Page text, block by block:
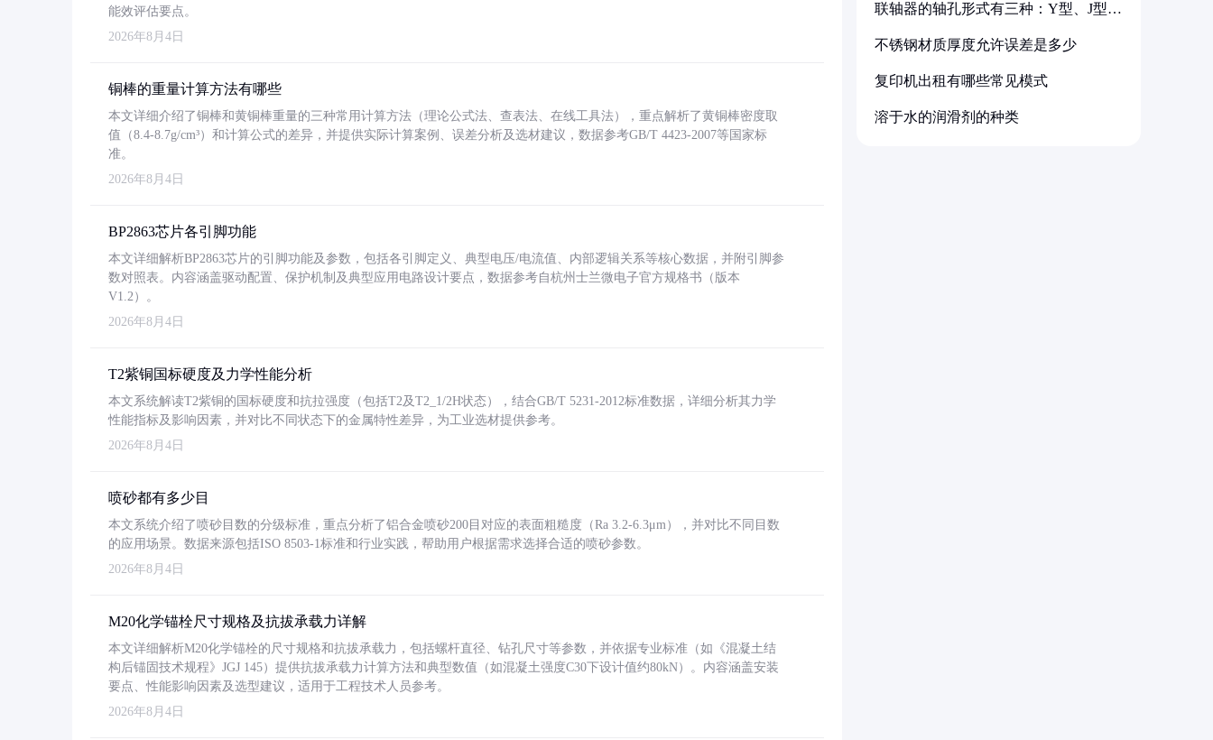
能效评估要点。
2026年8月4日
铜棒的重量计算方法有哪些
本文详细介绍了铜棒和黄铜棒重量的三种常用计算方法（理论公式法、查表法、在线工具法），重点解析了黄铜棒密度取
值（8.4-8.7g/cm³）和计算公式的差异，并提供实际计算案例、误差分析及选材建议，数据参考GB/T 4423-2007等国家标
准。
2026年8月4日
BP2863芯片各引脚功能
本文详细解析BP2863芯片的引脚功能及参数，包括各引脚定义、典型电压/电流值、内部逻辑关系等核心数据，并附引脚参
数对照表。内容涵盖驱动配置、保护机制及典型应用电路设计要点，数据参考自杭州士兰微电子官方规格书（版本
V1.2）。
2026年8月4日
T2紫铜国标硬度及力学性能分析
本文系统解读T2紫铜的国标硬度和抗拉强度（包括T2及T2_1/2H状态），结合GB/T 5231-2012标准数据，详细分析其力学
性能指标及影响因素，并对比不同状态下的金属特性差异，为工业选材提供参考。
2026年8月4日
喷砂都有多少目
本文系统介绍了喷砂目数的分级标准，重点分析了铝合金喷砂200目对应的表面粗糙度（Ra 3.2-6.3μm），并对比不同目数
的应用场景。数据来源包括ISO 8503-1标准和行业实践，帮助用户根据需求选择合适的喷砂参数。
2026年8月4日
M20化学锚栓尺寸规格及抗拔承载力详解
本文详细解析M20化学锚栓的尺寸规格和抗拔承载力，包括螺杆直径、钻孔尺寸等参数，并依据专业标准（如《混凝土结
构后锚固技术规程》JGJ 145）提供抗拔承载力计算方法和典型数值（如混凝土强度C30下设计值约80kN）。内容涵盖安装
要点、性能影响因素及选型建议，适用于工程技术人员参考。
2026年8月4日
联轴器的轴孔形式有三种：Y型、J型、
不锈钢材质厚度允许误差是多少
复印机出租有哪些常见模式
溶于水的润滑剂的种类